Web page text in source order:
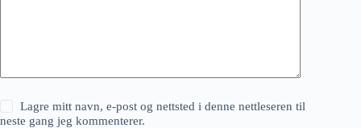
Lagre mitt navn, e-post og nettsted i denne nettleseren til
neste gang jeg kommenterer.